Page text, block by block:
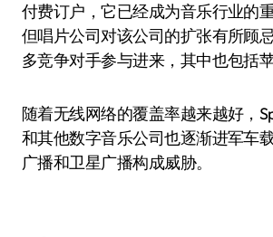
付费订户，它已经成为音乐行业的
但唱片公司对该公司的扩张有所顾
多竞争对手参与进来，其中也包括苹
随着无线网络的覆盖率越来越好，
和其他数字音乐公司也逐渐进军车
广播和卫星广播构成威胁。